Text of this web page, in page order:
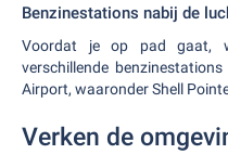
Benzinestations nabij de
Voordat je op pad gaat,
verschillende
Airport, waaronder Shell
Verken de